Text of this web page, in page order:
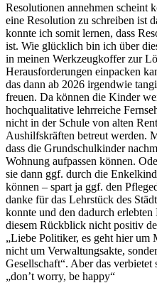
Resolutionen annehmen scheint
eine Resolution zu schreiben ist
konnte ich somit lernen, dass
ist. Wie glücklich bin ich über
in meinen Werkzeugkoffer zur
Herausforderungen einpacken
das dann ab 2026 irgendwie
freuen. Da können die Kinder
hochqualitative lehrreiche
nicht in der Schule von alten
Aushilfskräften betreut werden.
dass die Grundschulkinder
Wohnung aufpassen können.
sie dann ggf. durch die
können – spart ja ggf. den
danke für das Lehrstück des
konnte und den dadurch
diesem Rückblick nicht positiv
„Liebe Politiker, es geht hier um
nicht um Verwaltungsakte,
Gesellschaft“. Aber das
„don’t worry, be happy“